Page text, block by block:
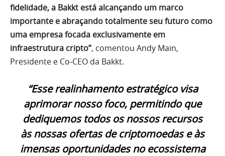
fidelidade, a Bakkt está alcançando um marco
importante e abraçando totalmente seu futuro como
uma empresa focada exclusivamente em
infraestrutura cripto”, comentou Andy Main,
Presidente e Co-CEO da Bakkt.
“Esse realinhamento estratégico visa
aprimorar nosso foco, permitindo que
dediquemos todos os nossos recursos
às nossas ofertas de criptomoedas e às
imensas oportunidades no ecossistema